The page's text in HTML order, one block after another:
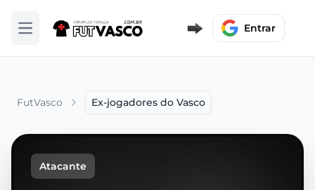
Abrir menu Entrar
FutVasco Ex-jogadores do Vasco
Atacante